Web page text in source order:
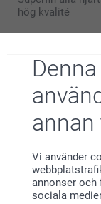
Vi använder
annonser
sociala
hög kvalité
2026-03-05
08:47
Hej
Tack så
Vi är
superfin
med både
2025-02-20
Visa reaktioner